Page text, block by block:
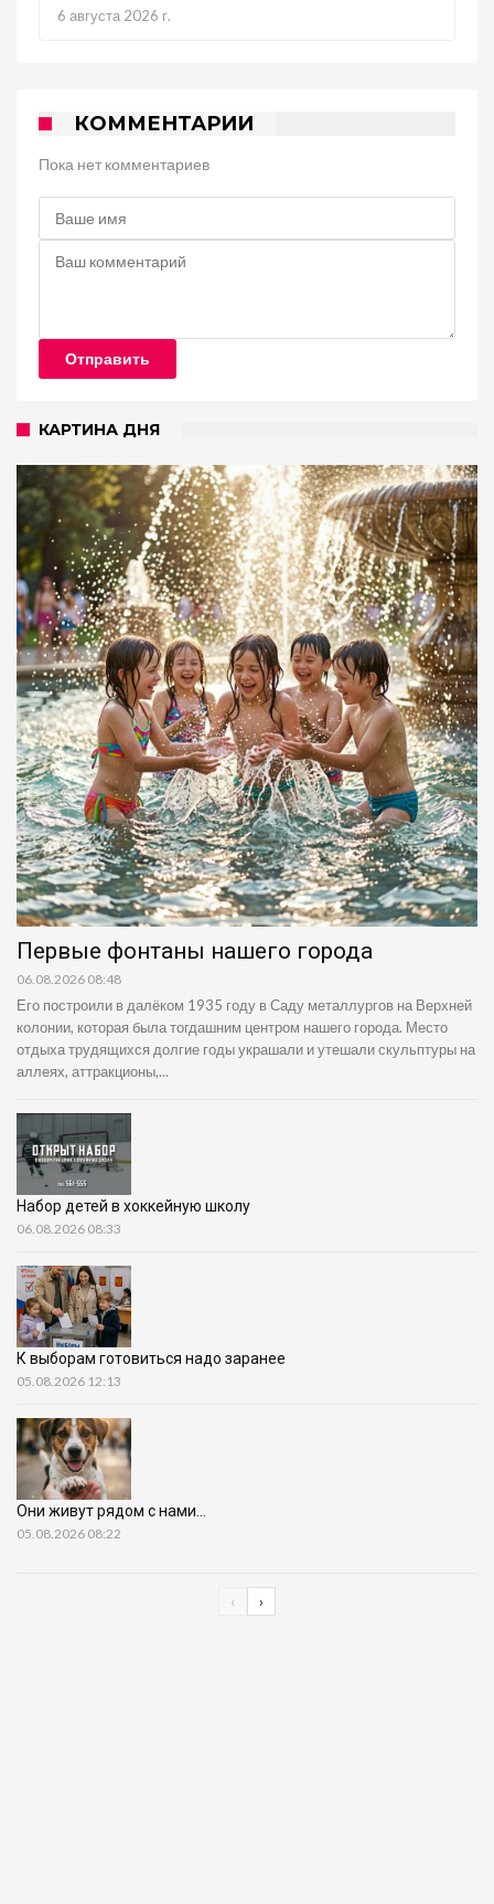
6 августа 2026 г.
КОММЕНТАРИИ
Пока нет комментариев
Отправить
КАРТИНА ДНЯ
Первые фонтаны нашего города
06.08.2026 08:48
Его построили в далёком 1935 году в Саду металлургов на Верхней
колонии, которая была тогдашним центром нашего города. Место
отдыха трудящихся долгие годы украшали и утешали скульптуры на
аллеях, аттракционы,...
Набор детей в хоккейную школу
06.08.2026 08:33
К выборам готовиться надо заранее
05.08.2026 12:13
Они живут рядом с нами…
05.08.2026 08:22
‹ ›